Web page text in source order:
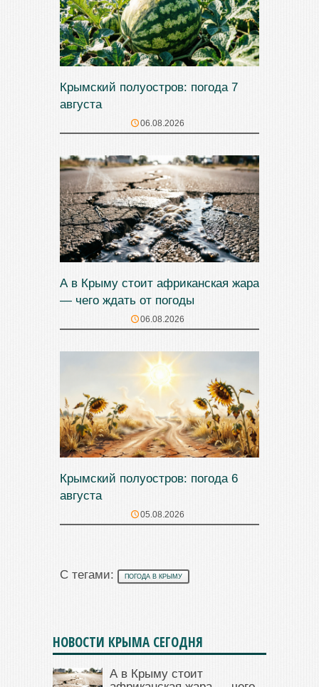
Крымский полуостров: погода 7
августа
06.08.2026
А в Крыму стоит африканская жара
— чего ждать от погоды
06.08.2026
Крымский полуостров: погода 6
августа
05.08.2026
С тегами: ПОГОДА В КРЫМУ
НОВОСТИ КРЫМА СЕГОДНЯ
А в Крыму стоит